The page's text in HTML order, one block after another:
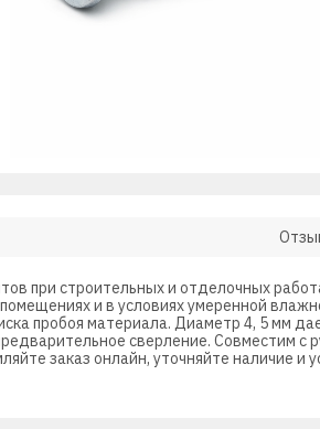
при строительных и отделочных
и в условиях умеренной
пробоя материала. Диаметр 4, 5 мм
сверление. Совместим с
заказ онлайн, уточняйте наличие и